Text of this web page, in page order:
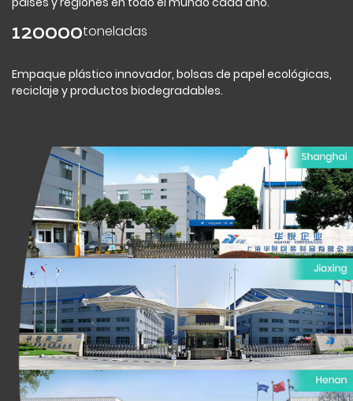
120000toneladas
Empaque plástico innovador, bolsas de papel ecológicas,
reciclaje y productos biodegradables.